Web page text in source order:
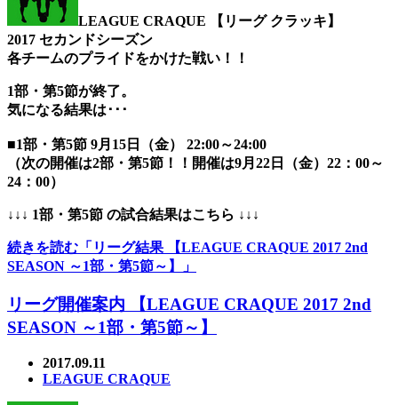
LEAGUE CRAQUE 【リーグ クラッキ】
2017 セカンドシーズン
各チームのプライドをかけた戦い！！
1部・第5節が終了。
気になる結果は･･･
■1部・第5節 9月15日（金） 22:00～24:00
（次の開催は2部・第5節！！開催は9月22日（金）22：00～
24：00）
↓↓↓ 1部・第5節 の試合結果はこちら ↓↓↓
続きを読む「リーグ結果 【LEAGUE CRAQUE 2017 2nd
SEASON ～1部・第5節～】」
リーグ開催案内 【LEAGUE CRAQUE 2017 2nd
SEASON ～1部・第5節～】
2017.09.11
LEAGUE CRAQUE